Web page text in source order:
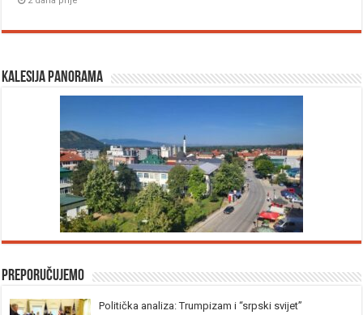
Kalesija panorama
Preporučujemo
Politička analiza: Trumpizam i “srpski svijet”